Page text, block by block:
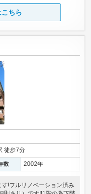
ちら
徒歩7分
数 2002年
す!フルリノベーション済み